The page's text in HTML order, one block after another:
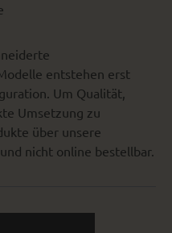
entstehen erst
Um Qualität,
Umsetzung zu
über unsere
nicht online bestellbar.